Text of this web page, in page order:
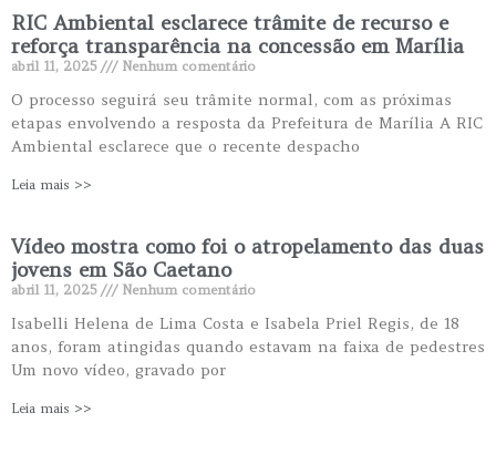
RIC Ambiental esclarece trâmite de recurso e
reforça transparência na concessão em Marília
abril 11, 2025 Nenhum comentário
O processo seguirá seu trâmite normal, com as próximas
etapas envolvendo a resposta da Prefeitura de Marília A RIC
Ambiental esclarece que o recente despacho
Leia mais >>
Vídeo mostra como foi o atropelamento das duas
jovens em São Caetano
abril 11, 2025 Nenhum comentário
Isabelli Helena de Lima Costa e Isabela Priel Regis, de 18
anos, foram atingidas quando estavam na faixa de pedestres
Um novo vídeo, gravado por
Leia mais >>